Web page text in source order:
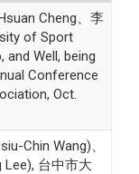
Cheng、李
of Sport
and Well, being
Conference
Oct.
Chin Wang)、
台中市大